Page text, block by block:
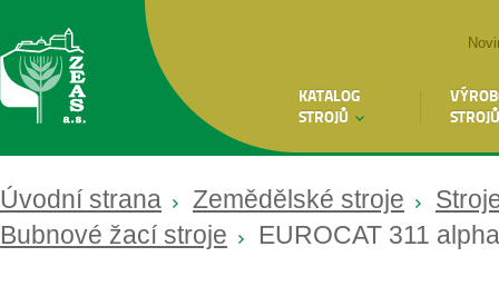
KATALOG
STROJŮ
STROJŮ
Úvodní strana Zemědělské stroje
Bubnové žací stroje
EUROCAT 311